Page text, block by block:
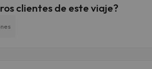
clientes de este viaje?